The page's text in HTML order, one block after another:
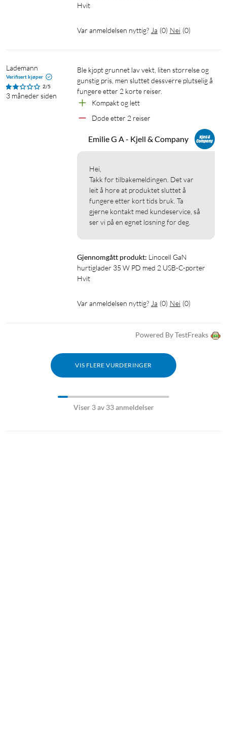
Hvit
Var anmeldelsen nyttig? Ja (0) Nei (0)
Lademann
Verifisert kjøper
2/5
3 måneder siden
Ble kjøpt grunnet lav vekt, liten størrelse og
gunstig pris, men sluttet dessverre plutselig å
fungere etter 2 korte reiser.
Kompakt og lett
Døde etter 2 reiser
Emilie G A - Kjell & Company
Hei,
Takk for tilbakemeldingen. Det var
leit å høre at produktet sluttet å
fungere etter kort tids bruk. Ta
gjerne kontakt med kundeservice, så
ser vi på en egnet løsning for deg.
Gjennomgått produkt: Linocell GaN
hurtiglader 35 W PD med 2 USB-C-porter
Hvit
Var anmeldelsen nyttig? Ja (0) Nei (0)
Powered By TestFreaks
VIS FLERE VURDERINGER
Viser 3 av 33 anmeldelser